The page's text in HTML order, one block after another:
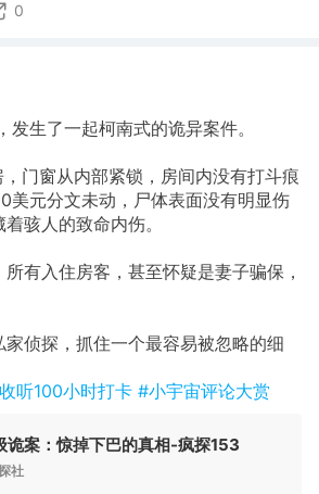
0
发生了一起柯南式的诡异案件。
门窗从内部紧锁，房间内没有打斗痕
美元分文未动，尸体表面没有明显伤
骇人的致命内伤。
有入住房客，甚至怀疑是妻子骗保，
侦探，抓住一个最容易被忽略的细
听100小时打卡 #小宇宙评论大赏
诡案：惊掉下巴的真相-疯探153
社